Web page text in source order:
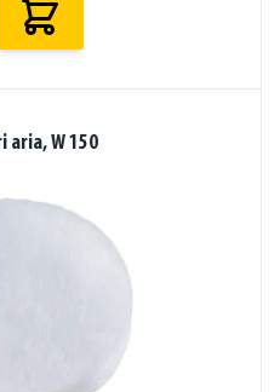
W 150